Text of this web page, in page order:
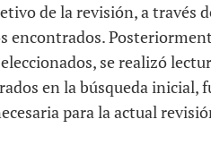
de la revisión, a través
encontrados.
se realizó
en la búsqueda inicial,
para la actual